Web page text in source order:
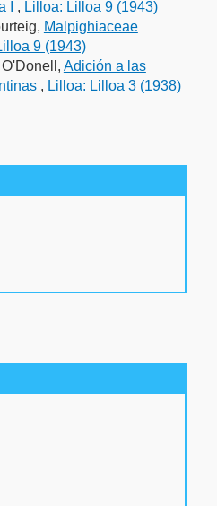
I , Lilloa: Lilloa 9 (1943)
Malpighiaceae
9 (1943)
Adición a las
, Lilloa: Lilloa 3 (1938)